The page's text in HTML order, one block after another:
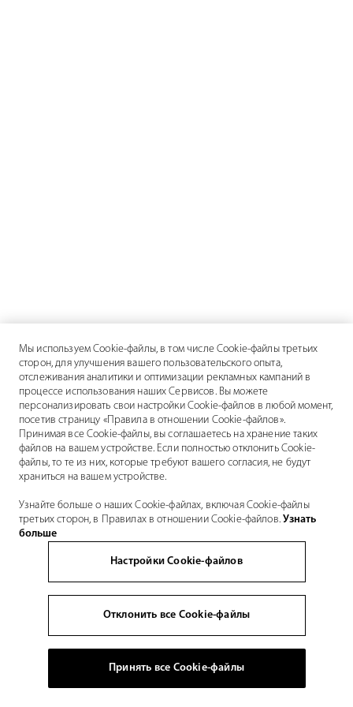
Мы используем Cookie-файлы, в том числе Cookie-файлы третьих
сторон, для улучшения вашего пользовательского опыта,
отслеживания аналитики и оптимизации рекламных кампаний в
процессе использования наших Сервисов. Вы можете
персонализировать свои настройки Cookie-файлов в любой момент,
посетив страницу «Правила в отношении Cookie-файлов».
Принимая все Cookie-файлы, вы соглашаетесь на хранение таких
файлов на вашем устройстве. Если полностью отклонить Cookie-
файлы, то те из них, которые требуют вашего согласия, не будут
храниться на вашем устройстве.
Узнайте больше о наших Cookie-файлах, включая Cookie-файлы
третьих сторон, в Правилах в отношении Cookie-файлов.Узнать
больше
Настройки Cookie-файлов
Отклонить все Cookie-файлы
Принять все Cookie-файлы